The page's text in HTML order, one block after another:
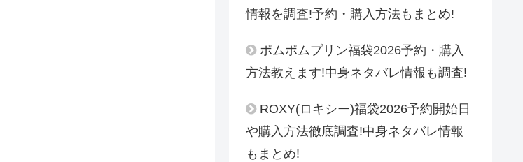
情報を調査!予約・購入方法もまとめ!
ポムポムプリン福袋2026予約・購入
方法教えます!中身ネタバレ情報も調査!
ROXY(ロキシー)福袋2026予約開始日
や購入方法徹底調査!中身ネタバレ情報
もまとめ!